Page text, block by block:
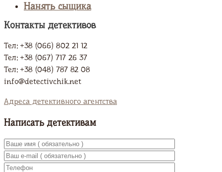
Нанять сыщика
Контакты детективов
Тел: +38 (066) 802 21 12
Тел: +38 (067) 717 26 37
Тел: +38 (048) 787 82 08
info@detectivchik.net
Адреса детективного агентства
Написать детективам